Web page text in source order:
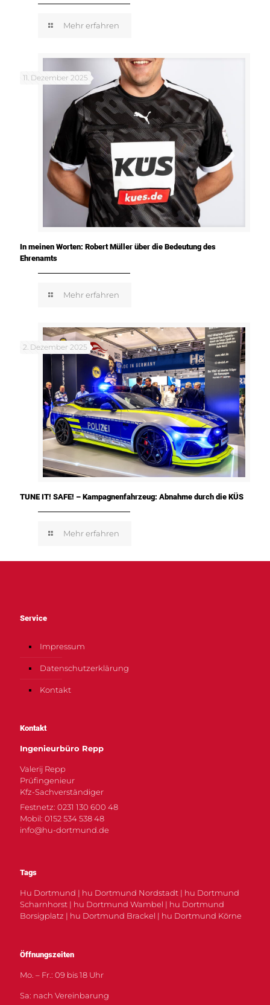
Mehr erfahren
11. Dezember 2025
In meinen Worten: Robert Müller über die Bedeutung des
Ehrenamts
Mehr erfahren
2. Dezember 2025
TUNE IT! SAFE! – Kampagnenfahrzeug: Abnahme durch die KÜS
Mehr erfahren
Service
Impressum
Datenschutzerklärung
Kontakt
Kontakt
Ingenieurbüro Repp
Valerij Repp
Prüfingenieur
Kfz-Sachverständiger
Festnetz: 0231 130 600 48
Mobil: 0152 534 538 48
info@hu-dortmund.de
Tags
Hu Dortmund | hu Dortmund Nordstadt | hu Dortmund
Scharnhorst | hu Dortmund Wambel | hu Dortmund
Borsigplatz | hu Dortmund Brackel | hu Dortmund Körne
Öffnungszeiten
Mo. – Fr.: 09 bis 18 Uhr
Sa: nach Vereinbarung